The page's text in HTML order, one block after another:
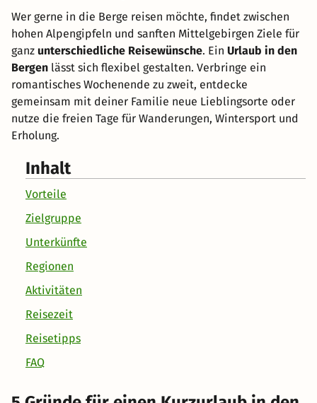
Wer gerne in die Berge reisen möchte, findet zwischen
hohen Alpengipfeln und sanften Mittelgebirgen Ziele für
ganz unterschiedliche Reisewünsche. Ein Urlaub in den
Bergen lässt sich flexibel gestalten. Verbringe ein
romantisches Wochenende zu zweit, entdecke
gemeinsam mit deiner Familie neue Lieblingsorte oder
nutze die freien Tage für Wanderungen, Wintersport und
Erholung.
Inhalt
Vorteile
Zielgruppe
Unterkünfte
Regionen
Aktivitäten
Reisezeit
Reisetipps
FAQ